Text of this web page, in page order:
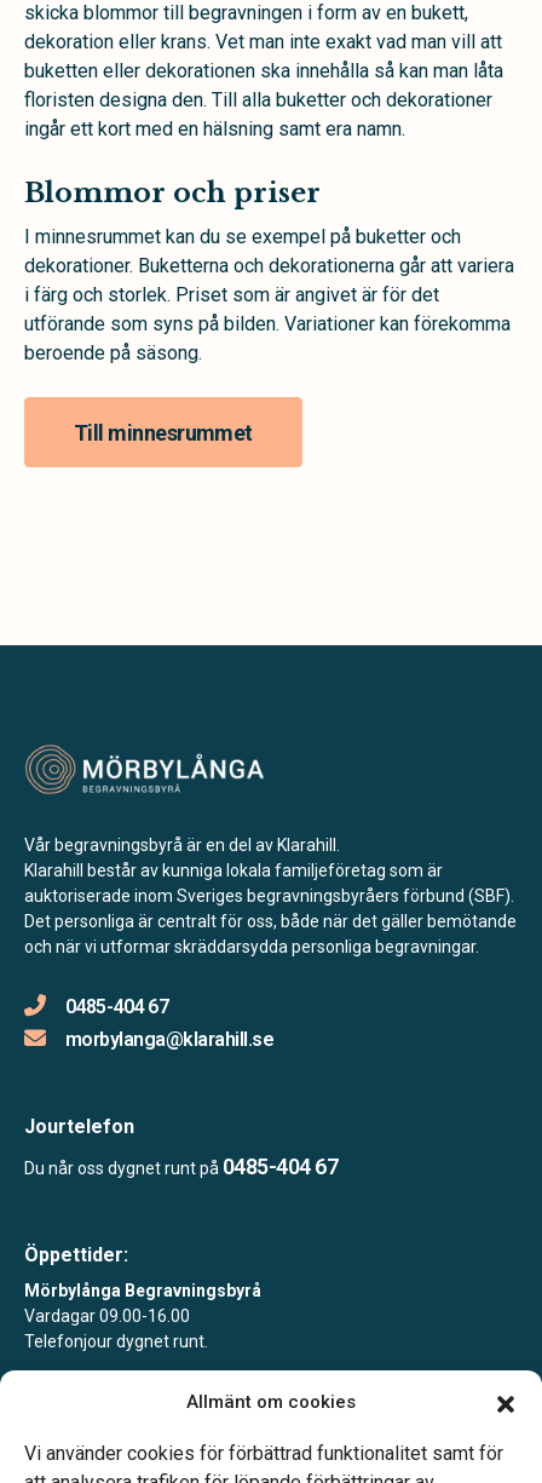
Allmänt om cookies
Vi använder cookies för förbättrad funktionalitet samt för
skicka blommor till begravningen i form av en bukett,
dekoration eller krans. Vet man inte exakt vad man vill att
buketten eller dekorationen ska innehålla så kan man låta
floristen designa den. Till alla buketter och dekorationer
ingår ett kort med en hälsning samt era namn.
Blommor och priser
I minnesrummet kan du se exempel på buketter och
dekorationer. Buketterna och dekorationerna går att variera
i färg och storlek. Priset som är angivet är för det
utförande som syns på bilden. Variationer kan förekomma
beroende på säsong.
Till minnesrummet
Vår begravningsbyrå är en del av Klarahill.
Klarahill består av kunniga lokala familjeföretag som är
auktoriserade inom Sveriges begravningsbyråers förbund (SBF).
Det personliga är centralt för oss, både när det gäller bemötande
och när vi utformar skräddarsydda personliga begravningar.
0485-404 67
morbylanga@klarahill.se
Jourtelefon
Du når oss dygnet runt på 0485-404 67
Öppettider:
Mörbylånga Begravningsbyrå
Vardagar 09.00-16.00
Telefonjour dygnet runt.
Mörbylånga Begravningsbyrå Färjestaden
Telefonjour dygnet runt.